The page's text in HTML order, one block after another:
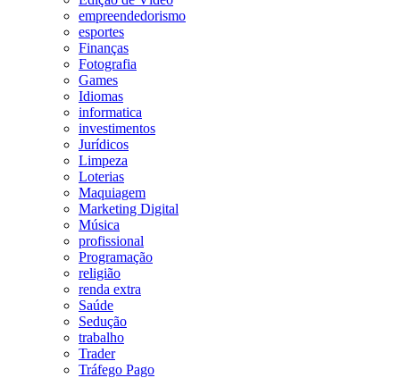
empreendedorismo
esportes
Finanças
Fotografia
Games
Idiomas
informatica
investimentos
Jurídicos
Limpeza
Loterias
Maquiagem
Marketing Digital
Música
profissional
Programação
religião
renda extra
Saúde
Sedução
trabalho
Trader
Tráfego Pago